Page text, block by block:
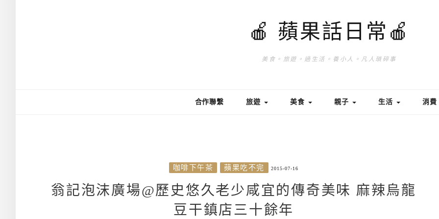
🍎 蘋果話日常🍎
美食。旅遊。過生活。養小人。凡人瑣碎事
合作聯繫 旅遊 美食 親子 生活 消費
咖啡下午茶 蘋果吃不完 2015-07-16
翁記泡沫廣場@歷史悠久老少咸宜的傳奇美味 麻辣烏龍
豆干鎮店三十餘年